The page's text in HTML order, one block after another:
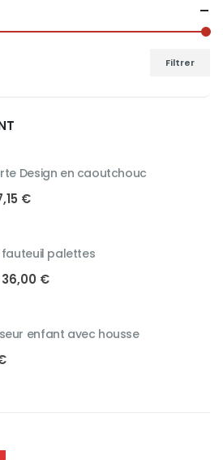
Filtrer
Design en caoutchouc
était :
€.
€Le
est :
7,15 €.
fauteuil palettes
Le
45,00 €.
36,00 €Le
est :
36,00 €.
enfant avec housse